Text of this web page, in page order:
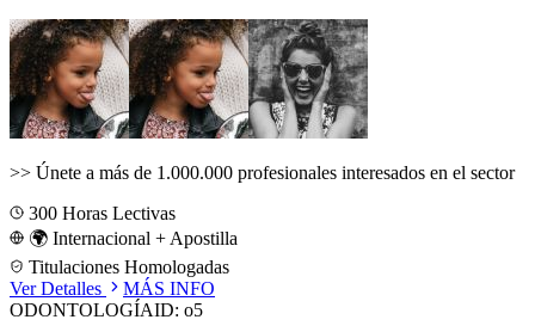
>> Únete a más de 1.000.000 profesionales interesados en el sector
300 Horas Lectivas
🌍 Internacional + Apostilla
Titulaciones Homologadas
Ver Detalles
MÁS INFO
ODONTOLOGÍAID: o5